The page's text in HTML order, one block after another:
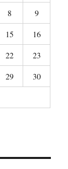
8
9
15
16
22
23
29
30